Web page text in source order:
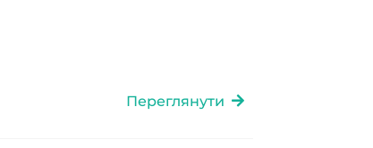
Переглянути